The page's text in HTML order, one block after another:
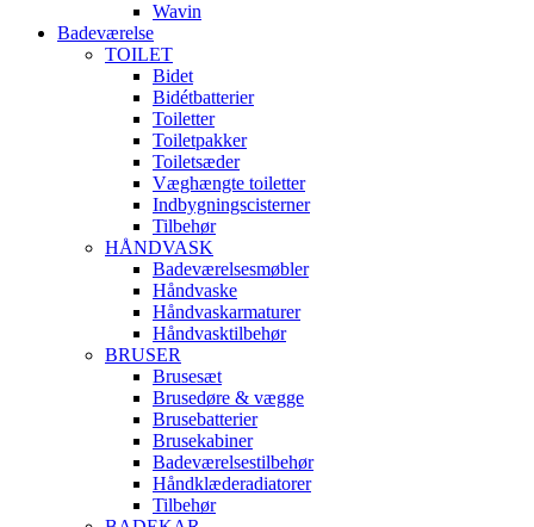
Wavin
Badeværelse
TOILET
Bidet
Bidétbatterier
Toiletter
Toiletpakker
Toiletsæder
Væghængte toiletter
Indbygningscisterner
Tilbehør
HÅNDVASK
Badeværelsesmøbler
Håndvaske
Håndvaskarmaturer
Håndvasktilbehør
BRUSER
Brusesæt
Brusedøre & vægge
Brusebatterier
Brusekabiner
Badeværelsestilbehør
Håndklæderadiatorer
Tilbehør